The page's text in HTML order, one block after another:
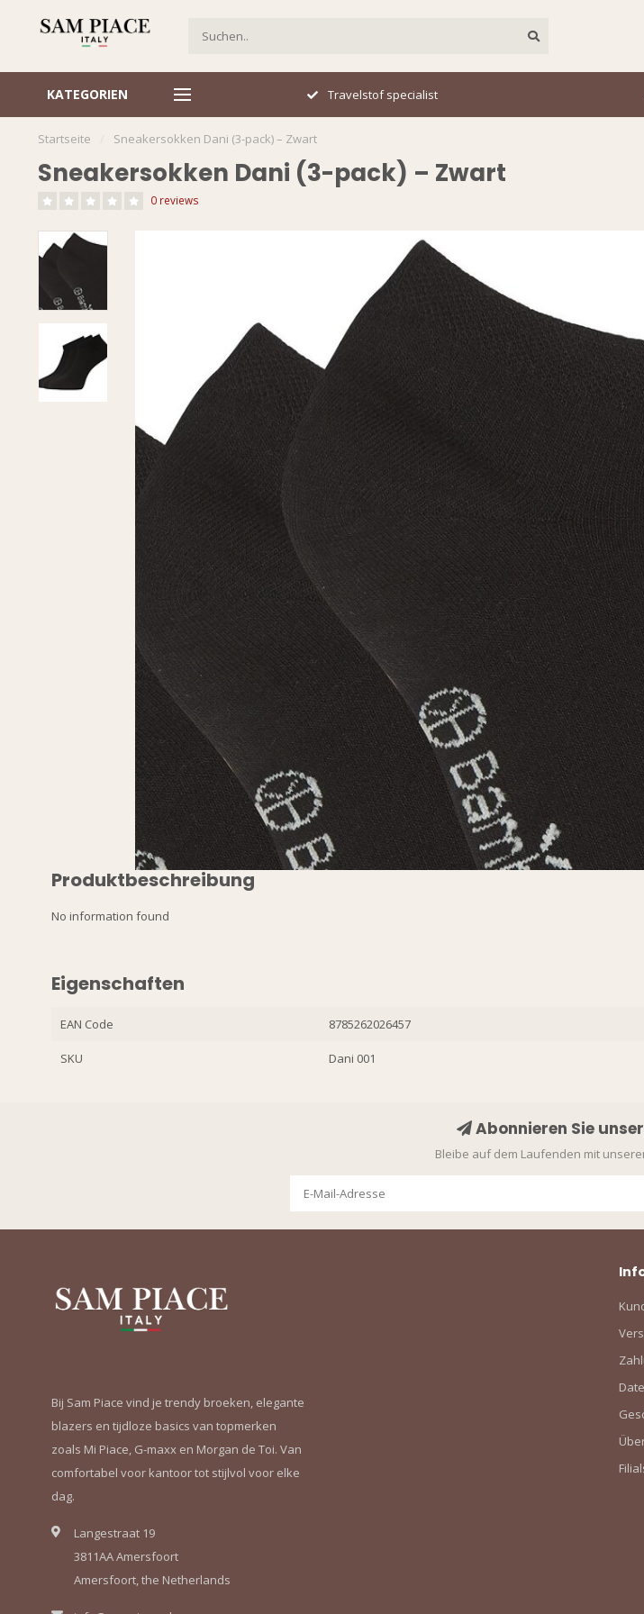
KATEGORIEN
Italiaans design Travelstof specialist
Startseite Sneakersokken Dani (3-pack) – Zwart
Sneakersokken Dani (3-pack) – Zwart
0 reviews
Produktbeschreibung
No information found
Eigenschaften
EAN Code 8785262026457
SKU Dani 001
Abonnieren Sie
Bleibe auf dem Laufenden mit
Bij Sam Piace vind je trendy broeken, elegante
blazers en tijdloze basics van topmerken
zoals Mi Piace, G-maxx en Morgan de Toi. Van
comfortabel voor kantoor tot stijlvol voor elke
dag.
Langestraat 19
3811AA Amersfoort
Amersfoort, the Netherlands